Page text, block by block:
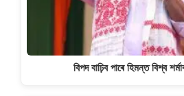
বিপদ বাঢ়িব পাৰে হিমন্ত বিশ্ব